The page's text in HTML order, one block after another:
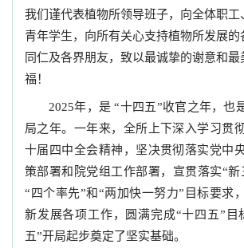
我们谨代表植物所领导班子，向全体职工
青年学生，向所有关心支持植物所发展的
同仁及各界朋友，致以最诚挚的谢意和最
福！
2025年，是 “十四五”收官之年，也
局之年。一年来，全所上下深入学习贯
十届四中全会精神，坚决贯彻落实党中
策部署和院党组工作部署，宣贯落实“新
“四个率先”和“两加快一努力”目标要求
新发展各项工作，圆满完成“十四五”目
五”开局起步奠定了坚实基础。